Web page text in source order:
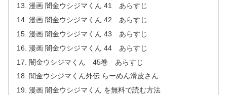
漫画 闇金ウシジマくん 41 あらすじ
漫画 闇金ウシジマくん 42 あらすじ
漫画 闇金ウシジマくん 43 あらすじ
漫画 闇金ウシジマくん 44 あらすじ
闇金ウシジマくん 45巻 あらすじ
闇金ウシジマくん外伝 らーめん滑皮さん
漫画 闇金ウシジマくん を無料で読む方法